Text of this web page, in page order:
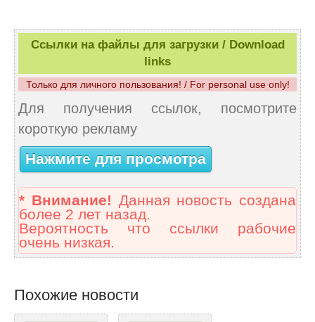
Ссылки на файлы для загрузки / Download
links
Только для личного пользования! / For personal use only!
Для получения ссылок, посмотрите
короткую рекламу
Нажмите для просмотра
* Внимание! Данная новость создана
более 2 лет назад.
Вероятность что ссылки рабочие
очень низкая.
Похожие новости